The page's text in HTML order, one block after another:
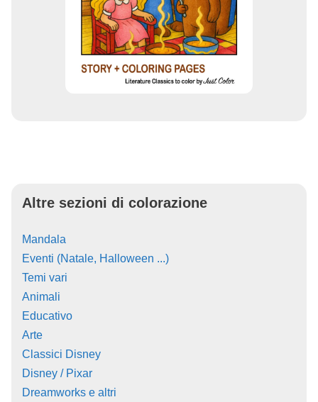
Altre sezioni di colorazione
Mandala
Eventi (Natale, Halloween ...)
Temi vari
Animali
Educativo
Arte
Classici Disney
Disney / Pixar
Dreamworks e altri